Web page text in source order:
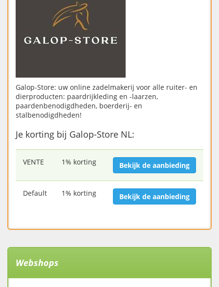
Galop-Store: uw online zadelmakerij voor alle ruiter- en
dierproducten: paardrijkleding en -laarzen,
paardenbenodigdheden, boerderij- en
stalbenodigdheden!
Je korting bij Galop-Store NL:
VENTE 1% korting Bekijk de aanbieding
Default 1% korting Bekijk de aanbieding
Webshops